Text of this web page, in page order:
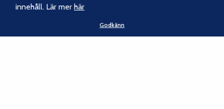
Nyhetsbrev
innehåll. Lär merhär
Godkänn